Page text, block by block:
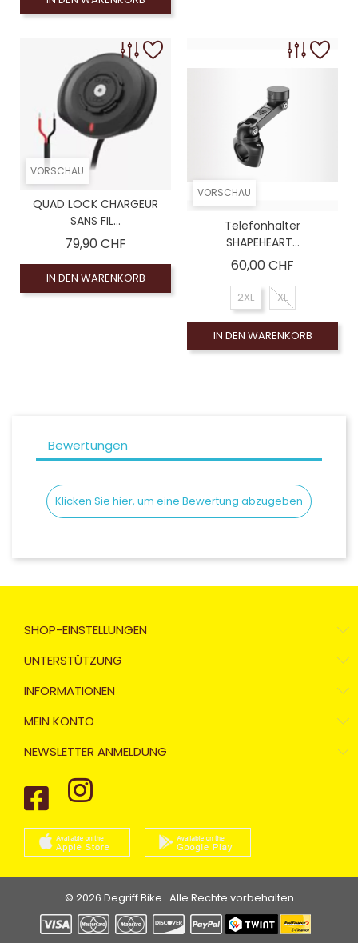
VORSCHAU
QUAD LOCK CHARGEUR
SANS FIL...
79,90 CHF
IN DEN WARENKORB
VORSCHAU
Telefonhalter
SHAPEHEART...
60,00 CHF
2XL XL
IN DEN WARENKORB
Bewertungen
Klicken Sie hier, um eine Bewertung abzugeben
SHOP-EINSTELLUNGEN
UNTERSTÜTZUNG
INFORMATIONEN
MEIN KONTO
NEWSLETTER ANMELDUNG
© 2026 Degriff Bike . Alle Rechte vorbehalten